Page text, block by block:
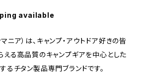
available
ニア）は、キャンプ・アウトドア好きの皆
える高品質のキャンプギアを中心とした
チタン製品専門ブランドです。